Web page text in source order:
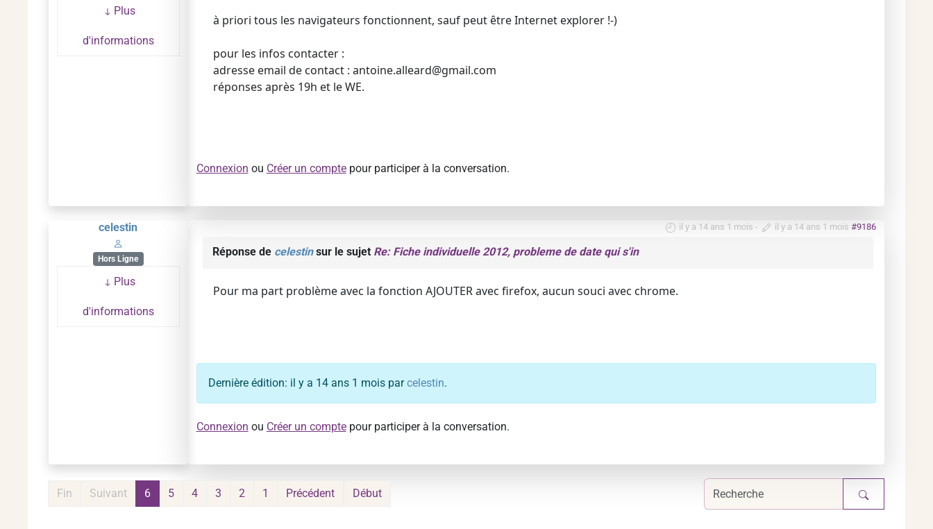
Plus
d'informations
à priori tous les navigateurs fonctionnent, sauf peut être Internet explorer !-)
pour les infos contacter :
adresse email de contact : antoine.alleard@gmail.com
réponses après 19h et le WE.
Connexion ou Créer un comptepour participer à la conversation.
celestin
Hors Ligne
Plus
d'informations
il y a 14 ans 1 mois - il y a 14 ans 1 mois #9186
Réponse de celestinsur le sujet Re: Fiche individuelle 2012, probleme de date qui s'in
Pour ma part problème avec la fonction AJOUTER avec firefox, aucun souci avec chrome.
Dernière édition: il y a 14 ans 1 mois parcelestin.
Connexion ou Créer un comptepour participer à la conversation.
Début
Précédent
1
2
3
4
5
6
Suivant
Fin